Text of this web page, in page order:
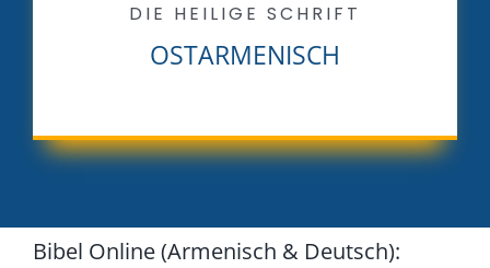
DIE HEILIGE SCHRIFT
OSTARMENISCH
Bibel Online (Armenisch & Deutsch):